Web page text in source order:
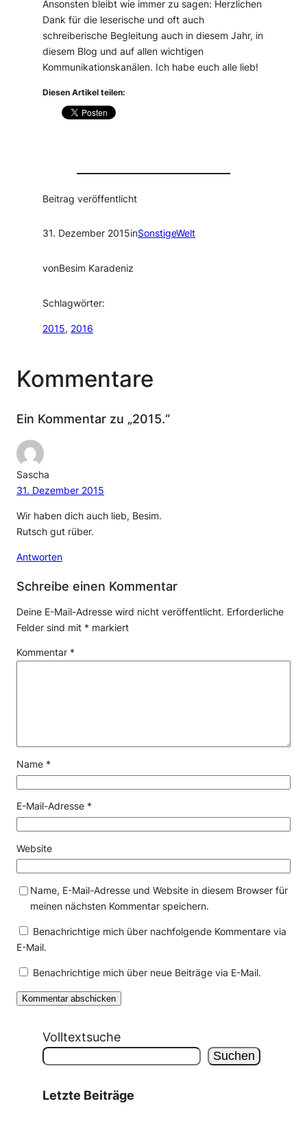
Ansonsten bleibt wie immer zu sagen: Herzlichen
Dank für die leserische und oft auch
schreiberische Begleitung auch in diesem Jahr, in
diesem Blog und auf allen wichtigen
Kommunikationskanälen. Ich habe euch alle lieb!
Diesen Artikel teilen:
Beitrag veröffentlicht
31. Dezember 2015inSonstigeWelt
vonBesim Karadeniz
Schlagwörter:
2015, 2016
Kommentare
Ein Kommentar zu „2015.“
Sascha
31. Dezember 2015
Wir haben dich auch lieb, Besim.
Rutsch gut rüber.
Antworten
Schreibe einen Kommentar
Deine E-Mail-Adresse wird nicht veröffentlicht. Erforderliche
Felder sind mit * markiert
Kommentar *
Name *
E-Mail-Adresse *
Website
Name, E-Mail-Adresse und Website in diesem Browser für
meinen nächsten Kommentar speichern.
Benachrichtige mich über nachfolgende Kommentare via
E-Mail.
Benachrichtige mich über neue Beiträge via E-Mail.
Volltextsuche
Suchen
Letzte Beiträge